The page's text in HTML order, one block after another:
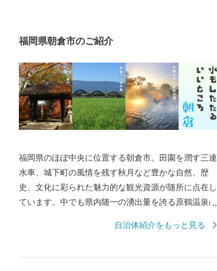
福岡県朝倉市のご紹介
福岡県のほぼ中央に位置する朝倉市。田園を潤す三連
水車、城下町の風情を残す秋月など豊かな自然、歴
史、文化に彩られた魅力的な観光資源が随所に点在し
ています。中でも県内随一の湧出量を誇る原鶴温泉は
ある鵜飼は全国的に有名で奈良時代からおこなわれて
自治体紹介をもっと見る